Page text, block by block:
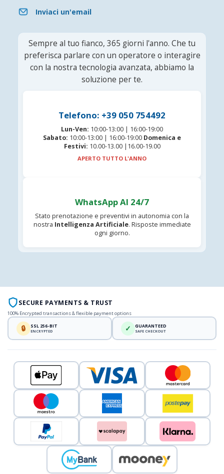
Inviaci un'email
Sempre al tuo fianco, 365 giorni l'anno. Che tu
preferisca parlare con un operatore o interagire
con la nostra tecnologia avanzata, abbiamo la
soluzione per te.
Telefono: +39 050 754492
Lun-Ven: 10:00-13:00 | 16:00-19:00
Sabato: 10:00-13:00 | 16:00-19:00 Domenica e
Festivi: 10.00-13.00 |16.00-19.00
APERTO TUTTO L'ANNO
WhatsApp AI 24/7
Stato prenotazione e preventivi in autonomia con la
nostra Intelligenza Artificiale. Risposte immediate
ogni giorno.
SECURE PAYMENTS & TRUST
100% Encrypted transactions & flexible payment options
🔒 SSL 256-BIT
ENCRYPTED ✓ GUARANTEED
SAFE CHECKOUT